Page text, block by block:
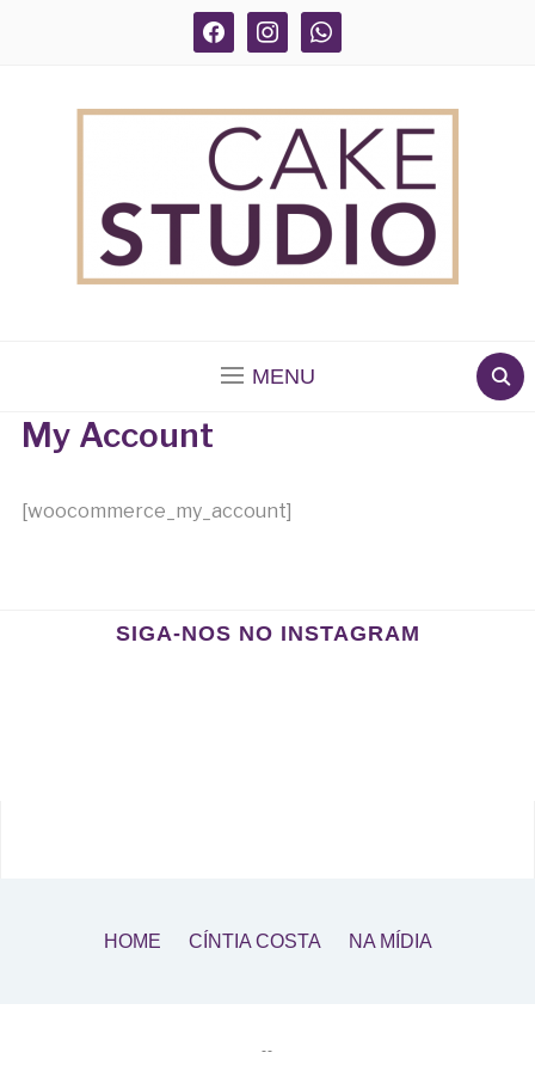
facebook instagram whatsapp
MENU
My Account
[woocommerce_my_account]
SIGA-NOS NO INSTAGRAM
HOME CÍNTIA COSTA NA MÍDIA
--